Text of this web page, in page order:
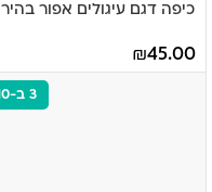
כיפה דגם עיגולים אפור בהיר
45.00
₪
3 ב-110